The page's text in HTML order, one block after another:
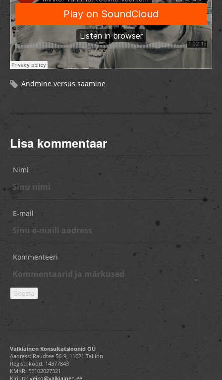
Andmine versus saamine
Lisa kommentaar
Nimi
E-mail
Kommenteeri
Valkiainen Konsultatsioonid OÜ
Aadress: Raudtee 56-9, 11621 Tallinn
Registrikood: 14377843
KMKR: EE102027321
Kirjuta: veiko@valkiainen.ee